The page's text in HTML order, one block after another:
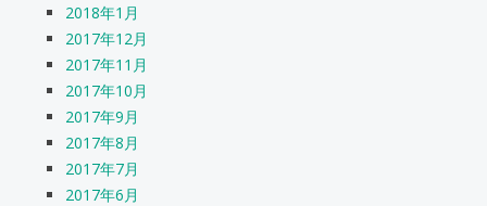
2018年1月
2017年12月
2017年11月
2017年10月
2017年9月
2017年8月
2017年7月
2017年6月